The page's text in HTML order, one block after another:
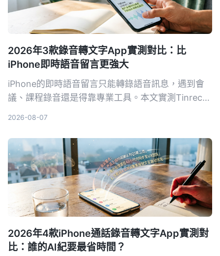
2026年3款錄音轉文字App實測對比：比
iPhone即時語音留言更強大
iPhone的即時語音留言只能轉錄語音訊息，遇到會
議、課程錄音還是得靠專業工具。本文實測Tinrec、
方案。
2026-08-07
2026年4款iPhone通話錄音轉文字App實測對
比：誰的AI紀要最省時間？